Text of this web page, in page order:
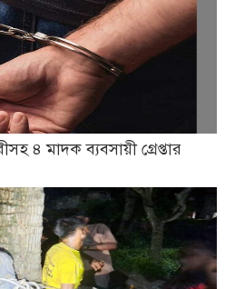
৪ মাদক ব্যবসায়ী গ্রেপ্তার